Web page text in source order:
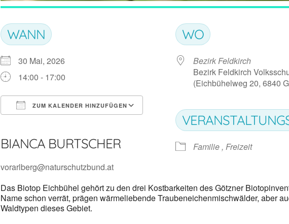
WANN
30 Mai, 2026
14:00 - 17:00
ZUM KALENDER HINZUFÜGEN
Google Kalender
BIANCA BURTSCHER
vorarlberg@naturschutzbund.at
WO
Bezirk Feldkirch
Bezirk Feldkirch
(Eichbühelweg 20, 6840
Familie , Freizeit
Das Biotop Eichbühel gehört zu den drei Kostbarkeiten des Götzner
Name schon verrät, prägen wärmeliebende Traubeneichenmischwälder, aber
Waldtypen dieses Gebiet.